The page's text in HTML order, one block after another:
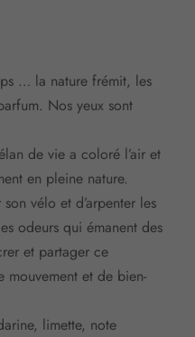
… la nature frémit, les
Nos yeux sont
de vie a coloré l’air et
en pleine nature.
vélo et d’arpenter les
odeurs qui émanent des
et partager ce
et de bien-
limette, note